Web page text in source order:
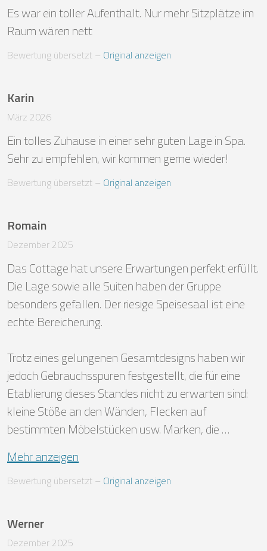
Es war ein toller Aufenthalt. Nur mehr Sitzplätze im
Raum wären nett
Bewertung übersetzt – Original anzeigen
Karin
März 2026
Ein tolles Zuhause in einer sehr guten Lage in Spa.
Sehr zu empfehlen, wir kommen gerne wieder!
Bewertung übersetzt – Original anzeigen
Romain
Dezember 2025
Das Cottage hat unsere Erwartungen perfekt erfüllt.
Die Lage sowie alle Suiten haben der Gruppe
besonders gefallen. Der riesige Speisesaal ist eine
echte Bereicherung.
Trotz eines gelungenen Gesamtdesigns haben wir
jedoch Gebrauchsspuren festgestellt, die für eine
Etablierung dieses Standes nicht zu erwarten sind:
kleine Stöße an den Wänden, Flecken auf
bestimmten Möbelstücken usw. Marken, die …
Mehr anzeigen
Bewertung übersetzt – Original anzeigen
Werner
Dezember 2025